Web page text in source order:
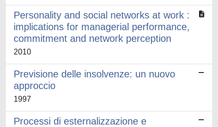
Personality and social networks at work :
implications for managerial performance,
commitment and network perception
2010
Previsione delle insolvenze: un nuovo
approccio
1997
Processi di esternalizzazione e